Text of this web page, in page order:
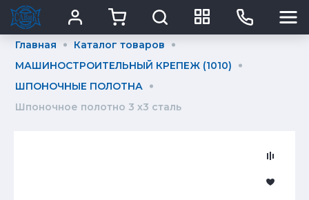
Главная
Каталог товаров
МАШИНОСТРОИТЕЛЬНЫЙ КРЕПЕЖ (1010)
ШПОНОЧНЫЕ ПОЛОТНА
Шпоночное полотно 3 х3 сталь